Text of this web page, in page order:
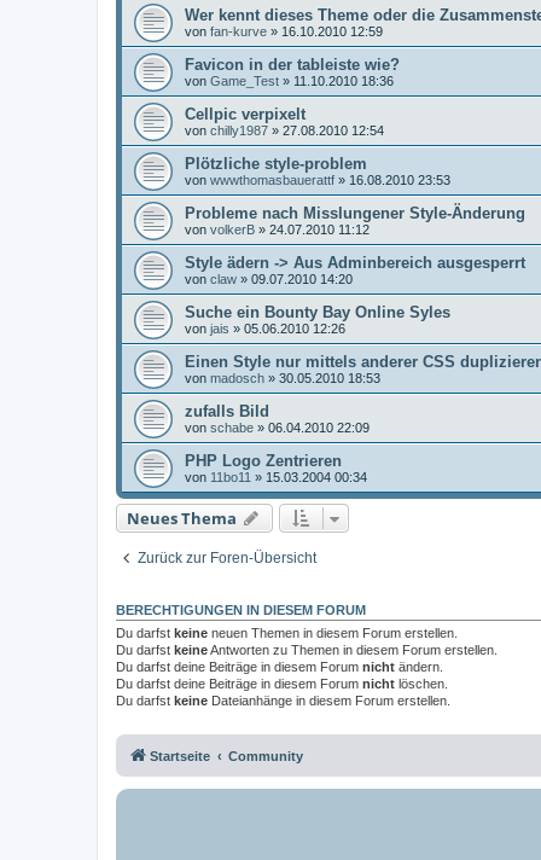
Wer kennt dieses Theme oder die
von fan-kurve » 16.10.2010 12:59
Favicon in der tableiste wie?
von Game_Test » 11.10.2010 18:36
Cellpic verpixelt
von chilly1987 » 27.08.2010 12:54
Plötzliche style-problem
von wwwthomasbauerattf » 16.08.2010 23:53
Probleme nach Misslungener Style-Änderung
von volkerB » 24.07.2010 11:12
Style ädern -> Aus Adminbereich ausgesperrt
von claw » 09.07.2010 14:20
Suche ein Bounty Bay Online Syles
von jais » 05.06.2010 12:26
Einen Style nur mittels anderer CSS
von madosch » 30.05.2010 18:53
zufalls Bild
von schabe » 06.04.2010 22:09
PHP Logo Zentrieren
von 11bo11 » 15.03.2004 00:34
Neues Thema
Zurück zur Foren-Übersicht
BERECHTIGUNGEN IN DIESEM FORUM
Du darfst keine neuen Themen in diesem Forum erstellen.
Du darfst keineAntworten zu Themen in diesem Forum erstellen.
Du darfst deine Beiträge in diesem Forum nicht ändern.
Du darfst deine Beiträge in diesem Forum nicht löschen.
Du darfst keine Dateianhänge in diesem Forum erstellen.
Startseite Community